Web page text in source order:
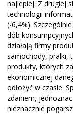
najlepiej. Z drugiej
technologii
(-6,4%).
dób
działają firmy
samochody, pralki,
produkty, których
ekonomicznej
odłożyć w czasie.
zdaniem,
nieznacznie